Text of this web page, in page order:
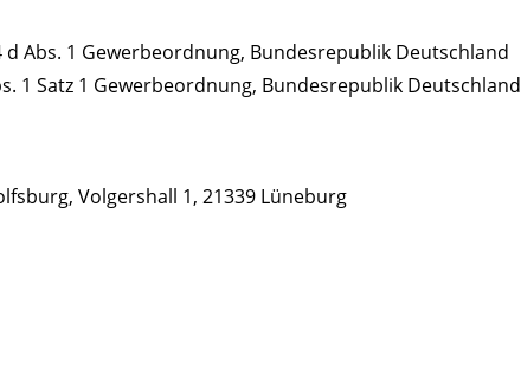
Abs. 1 Gewerbeordnung, Bundesrepublik Deutschland
1 Satz 1 Gewerbeordnung, Bundesrepublik Deutschland
Volgershall 1, 21339 Lüneburg